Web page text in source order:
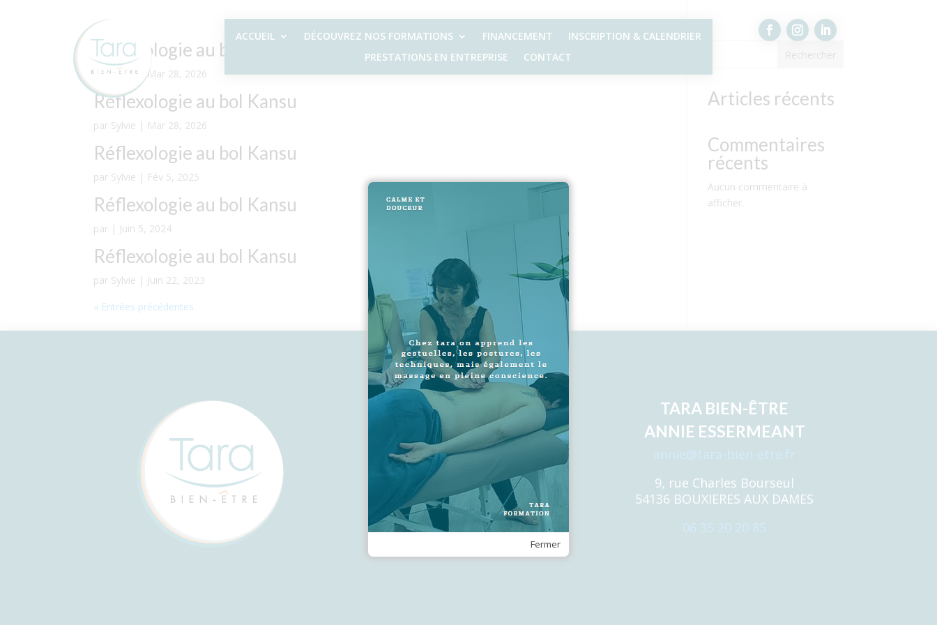
ACCUEIL DÉCOUVREZ NOS FORMATIONS FINANCEMENT
INSCRIPTION & CALENDRIER
PRESTATIONS EN ENTREPRISE
CONTACT
Réflexologie au bol Kansu
par Sylvie|Mar 28, 2026
Réflexologie au bol Kansu
par Sylvie | Mar 28, 2026
Réflexologie au bol Kansu
par Sylvie | Fév 5, 2025
Réflexologie au bol Kansu
par | Juin 5, 2024
Réflexologie au bol Kansu
par Sylvie | Juin 22, 2023
« Entrées précédentes
Rechercher
Articles récents
Commentaires
récents
Aucun commentaire à
afficher.
2
SUIVEZ-NOUS !
Recevez notre Newsletter
Je m'inscris
TARA BIEN-ÊTRE
ANNIE ESSERMEANT
annie@tara-bien-etre.fr
9, rue Charles Bourseul
54136 BOUXIERES AUX DAMES
06 35 20 20 85
Fermer